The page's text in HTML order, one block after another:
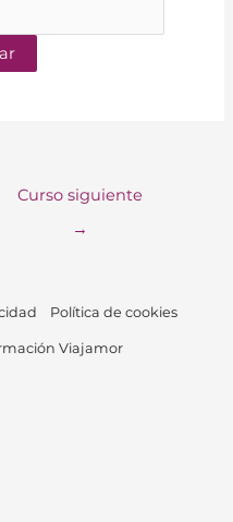
Curso siguiente
→
Política de cookies
Viajamor